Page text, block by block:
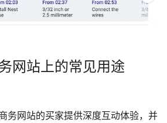
网站上的常见用途
务网站的买家提供深度互动体验，并